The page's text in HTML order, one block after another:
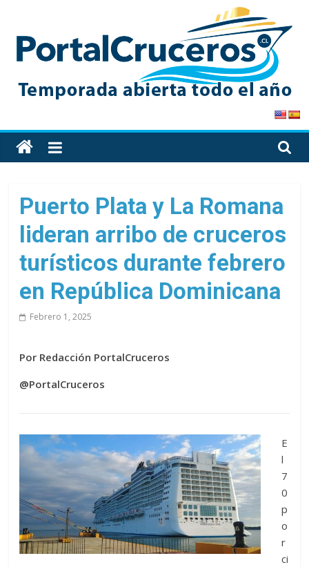
content
PortalCruceros
Toda
la
de
cruceros
un
solo
Puerto Plata y La Romana
lideran arribo de cruceros
turísticos durante febrero
en República Dominicana
Febrero 1, 2025
Por Redacción PortalCruceros
@PortalCruceros
E
l
7
0
p
o
r
ci